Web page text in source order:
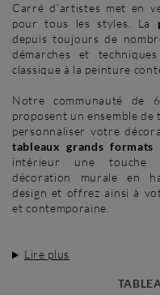
Carré d’artistes met en
pour tous les styles. La
depuis toujours de
démarches et
classique à la peinture
Notre communauté de
proposent un ensemble
personnaliser votre
tableaux grands formats
intérieur une touche
décoration murale en
design et offrez ainsi à
et contemporaine.
Lire plus